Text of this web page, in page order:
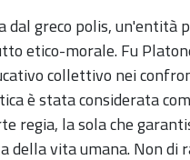
greco polis, un'entità
etico-morale. Fu
collettivo nei
è stata considerata
regia, la sola che
della vita umana. Non di